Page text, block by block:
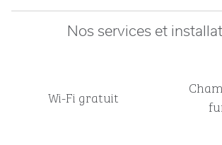
Nos services et
Wi-Fi gratuit